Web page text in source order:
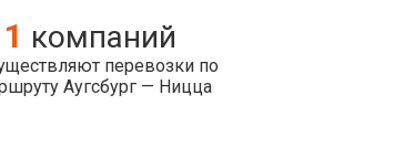
1 компаний
перевозки по
Аугсбург — Ницца